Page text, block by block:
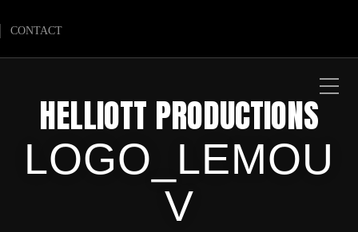
CONTACT
HELLIOTT PRODUCTIONS
LOGO_LEMOU
V